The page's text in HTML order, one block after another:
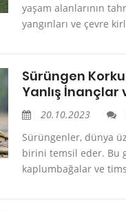
yaşam alanlarının
yangınları ve çevre
Sürüngen
Yanlış İnançlar
20.10.2023
Sürüngenler, dünya
birini temsil eder. Bu
kaplumbağalar ve